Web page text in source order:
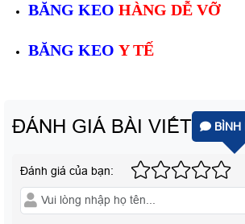
BĂNG KEO HÀNG DỄ VỠ
BĂNG KEO Y TẾ
ĐÁNH GIÁ BÀI VIẾT BÌNH
Đánh giá của bạn: